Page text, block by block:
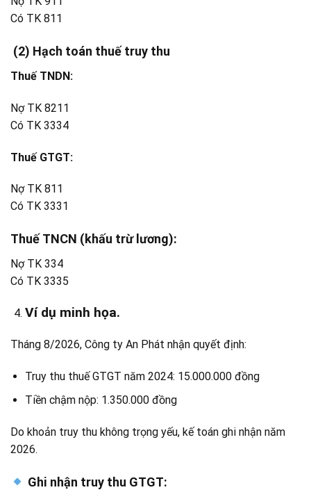
Có TK 811
(2) Hạch toán thuế truy thu
Thuế TNDN:
Nợ TK 8211
Có TK 3334
Thuế GTGT:
Nợ TK 811
Có TK 3331
Thuế TNCN (khấu trừ lương):
Nợ TK 334
Có TK 3335
Ví dụ minh họa.
Tháng 8/2026, Công ty An Phát nhận quyết định:
Truy thu thuế GTGT năm 2024: 15.000.000 đồng
Tiền chậm nộp: 1.350.000 đồng
Do khoản truy thu không trọng yếu, kế toán ghi nhận năm
2026.
Ghi nhận truy thu GTGT: